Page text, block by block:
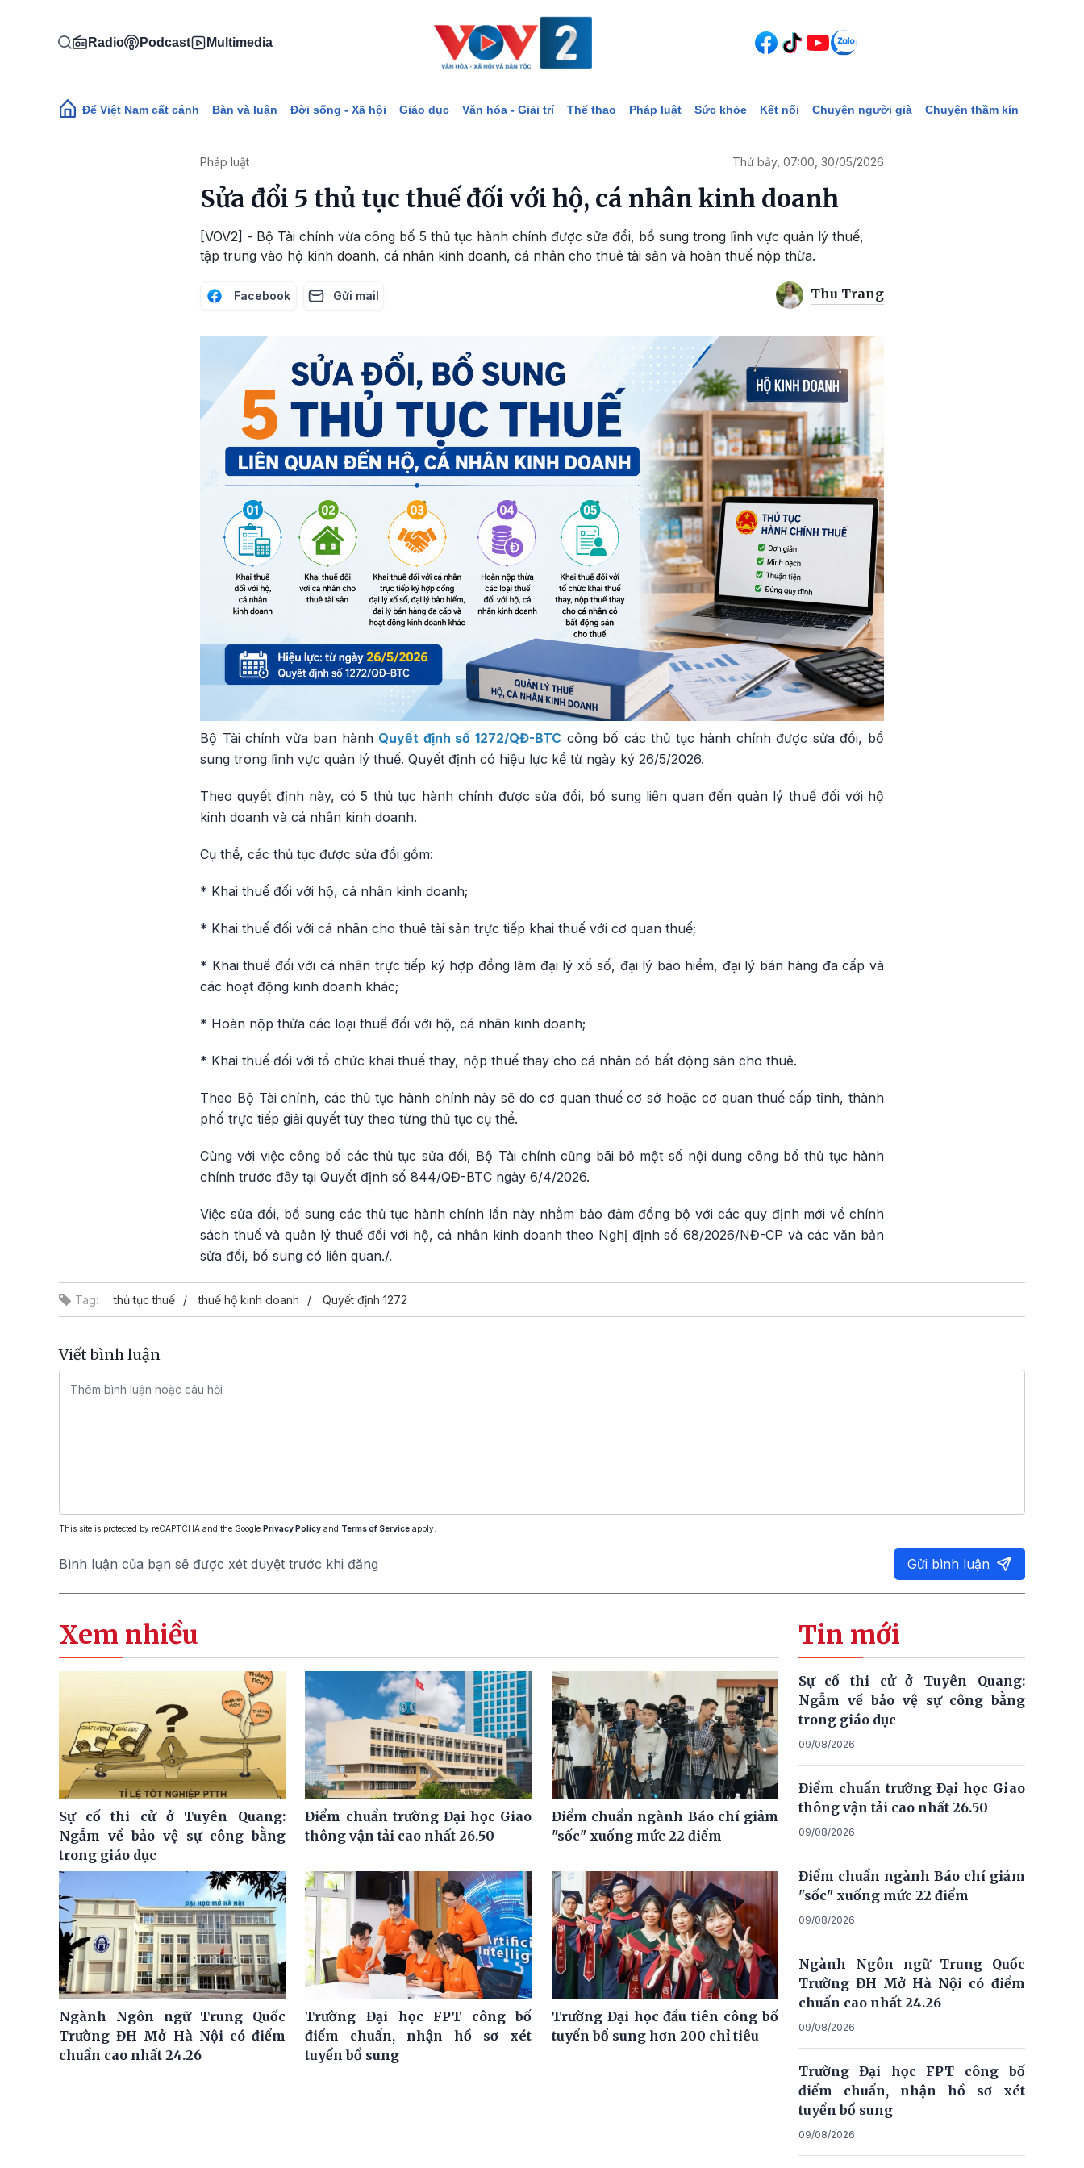
Radio Podcast Multimedia
Main navigation
Để Việt Nam cất cánh Bàn và luận Đời sống - Xã hội Giáo dục Văn hóa - Giải trí Thể thao Pháp luật Sức khỏe Kết nối Chuyện người già Chuyện thầm kín
Pháp luật Thứ bảy, 07:00, 30/05/2026
Sửa đổi 5 thủ tục thuế đối với hộ, cá nhân kinh doanh
[VOV2] - Bộ Tài chính vừa công bố 5 thủ tục hành chính được sửa đổi, bổ sung trong lĩnh vực quản lý thuế,
tập trung vào hộ kinh doanh, cá nhân kinh doanh, cá nhân cho thuê tài sản và hoàn thuế nộp thừa.
Facebook Gửi mail Thu Trang
Bộ Tài chính vừa ban hành Quyết định số 1272/QĐ-BTCcông bố các thủ tục hành chính được sửa đổi, bổ
sung trong lĩnh vực quản lý thuế. Quyết định có hiệu lực kể từ ngày ký 26/5/2026.
Theo quyết định này, có 5 thủ tục hành chính được sửa đổi, bổ sung liên quan đến quản lý thuế đối với hộ
kinh doanh và cá nhân kinh doanh.
Cụ thể, các thủ tục được sửa đổi gồm:
* Khai thuế đối với hộ, cá nhân kinh doanh;
* Khai thuế đối với cá nhân cho thuê tài sản trực tiếp khai thuế với cơ quan thuế;
* Khai thuế đối với cá nhân trực tiếp ký hợp đồng làm đại lý xổ số, đại lý bảo hiểm, đại lý bán hàng đa cấp và
các hoạt động kinh doanh khác;
* Hoàn nộp thừa các loại thuế đối với hộ, cá nhân kinh doanh;
* Khai thuế đối với tổ chức khai thuế thay, nộp thuế thay cho cá nhân có bất động sản cho thuê.
Theo Bộ Tài chính, các thủ tục hành chính này sẽ do cơ quan thuế cơ sở hoặc cơ quan thuế cấp tỉnh, thành
phố trực tiếp giải quyết tùy theo từng thủ tục cụ thể.
Cùng với việc công bố các thủ tục sửa đổi, Bộ Tài chính cũng bãi bỏ một số nội dung công bố thủ tục hành
chính trước đây tại Quyết định số 844/QĐ-BTC ngày 6/4/2026.
Việc sửa đổi, bổ sung các thủ tục hành chính lần này nhằm bảo đảm đồng bộ với các quy định mới về chính
sách thuế và quản lý thuế đối với hộ, cá nhân kinh doanh theo Nghị định số 68/2026/NĐ-CP và các văn bản
sửa đổi, bổ sung có liên quan./.
Tag: thủ tục thuế thuế hộ kinh doanh Quyết định 1272
Viết bình luận
This site is protected by reCAPTCHA and the Google Privacy Policy and Terms of Service apply.
Bình luận của bạn sẽ được xét duyệt trước khi đăng Gửi bình luận
Xem nhiều
Sự cố thi cử ở Tuyên Quang:
Ngẫm về bảo vệ sự công bằng
trong giáo dục
Điểm chuẩn trường Đại học Giao
thông vận tải cao nhất 26.50
Điểm chuẩn ngành Báo chí giảm
"sốc" xuống mức 22 điểm
Ngành Ngôn ngữ Trung Quốc
Trường ĐH Mở Hà Nội có điểm
chuẩn cao nhất 24.26
Trường Đại học FPT công bố
điểm chuẩn, nhận hồ sơ xét
tuyển bổ sung
Trường Đại học đầu tiên công bố
tuyển bổ sung hơn 200 chỉ tiêu
Tin mới
Sự cố thi cử ở Tuyên Quang:
Ngẫm về bảo vệ sự công bằng
trong giáo dục
09/08/2026
Điểm chuẩn trường Đại học Giao
thông vận tải cao nhất 26.50
09/08/2026
Điểm chuẩn ngành Báo chí giảm
"sốc" xuống mức 22 điểm
09/08/2026
Ngành Ngôn ngữ Trung Quốc
Trường ĐH Mở Hà Nội có điểm
chuẩn cao nhất 24.26
09/08/2026
Trường Đại học FPT công bố
điểm chuẩn, nhận hồ sơ xét
tuyển bổ sung
09/08/2026